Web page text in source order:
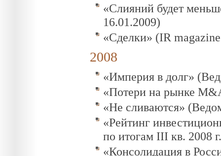
«Слияний будет
16.01.2009)
«Сделки» (IR
2008
«Империя в долг»
«Потери на рынке
«Не сливаются»
«Рейтинг
по итогам III кв. 2008
«Консолидация в